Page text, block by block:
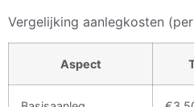
Vergelijking aanlegkosten (per
Aspect